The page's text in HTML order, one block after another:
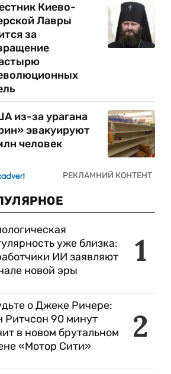
Киево-
Лавры
за
из-за урагана
эвакуируют
человек
1
уже близка:
ИИ заявляют
новой эры
2
о Джеке Ричере:
Ритчсон 90 минут
в новом брутальном
«Мотор Сити»